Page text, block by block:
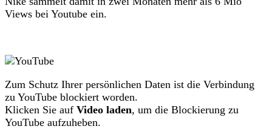
Views bei Youtube ein.
Zum Schutz Ihrer persönlichen Daten ist die Verbindung
zu YouTube blockiert worden.
Klicken Sie auf Video laden, um die Blockierung zu
YouTube aufzuheben.